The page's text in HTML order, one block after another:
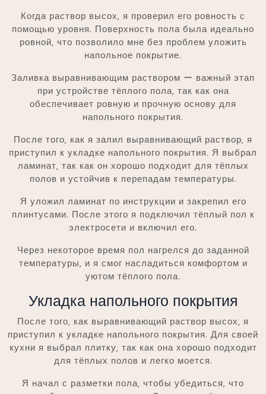
Когда раствор высох‚ я проверил его ровность с
помощью уровня. Поверхность пола была идеально
ровной‚ что позволило мне без проблем уложить
напольное покрытие.
Заливка выравнивающим раствором ー важный этап
при устройстве тёплого пола‚ так как она
обеспечивает ровную и прочную основу для
напольного покрытия.
После того‚ как я залил выравнивающий раствор‚ я
приступил к укладке напольного покрытия. Я выбрал
ламинат‚ так как он хорошо подходит для тёплых
полов и устойчив к перепадам температуры.
Я уложил ламинат по инструкции и закрепил его
плинтусами. После этого я подключил тёплый пол к
электросети и включил его.
Через некоторое время пол нагрелся до заданной
температуры‚ и я смог насладиться комфортом и
уютом тёплого пола.
Укладка напольного покрытия
После того‚ как выравнивающий раствор высох‚ я
приступил к укладке напольного покрытия. Для своей
кухни я выбрал плитку‚ так как она хорошо подходит
для тёплых полов и легко моется.
Я начал с разметки пола‚ чтобы убедиться‚ что